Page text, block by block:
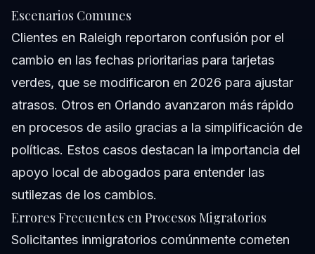
Escenarios Comunes
Clientes en Raleigh reportaron confusión por el
cambio en las fechas prioritarias para tarjetas
verdes, que se modificaron en 2026 para ajustar
atrasos. Otros en Orlando avanzaron más rápido
en procesos de asilo gracias a la simplificación de
políticas. Estos casos destacan la importancia del
apoyo local de abogados para entender las
sutilezas de los cambios.
Errores Frecuentes en Procesos Migratorios
Solicitantes inmigratorios comúnmente cometen